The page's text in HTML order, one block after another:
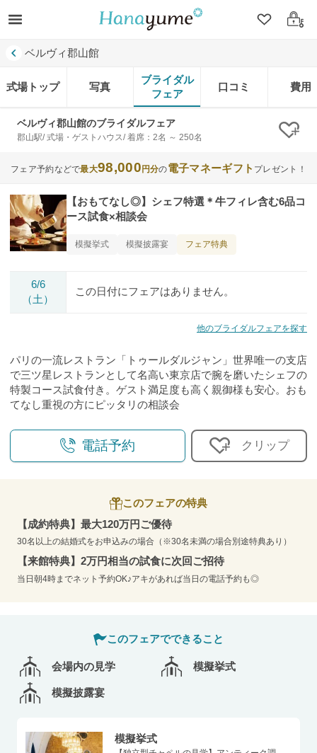
クリップ
ログ
ベルヴィ郡山館
式場トップ 写真
ブライダル
フェア
口コミ 費用
ベルヴィ郡山館のブライダルフェア
郡山駅/ 式場・ゲストハウス/ 着席：2名 ～ 250名 ク
フェア予約などで最大98,000 円分の電子マネーギフト プレゼント！
【おもてなし◎】シェフ特選＊牛フィレ含む6品コ
ース試食×相談会
模擬挙式 模擬披露宴 フェア特典
6/6
（土）
この日付にフェアはありません。
他のブライダルフェアを探す
パリの一流レストラン「トゥールダルジャン」世界唯一の支店
で三ツ星レストランとして名高い東京店で腕を磨いたシェフの
特製コース試食付き。ゲスト満足度も高く親御様も安心。おも
てなし重視の方にピッタリの相談会
電話予約 クリップ
このフェアの特典
【成約特典】最大120万円ご優待
30名以上の結婚式をお申込みの場合（※30名未満の場合別途特典あり）
【来館特典】2万円相当の試食に次回ご招待
当日朝4時までネット予約OK♪アキがあれば当日の電話予約も◎
このフェアでできること
会場内の見学 模擬挙式
模擬披露宴
模擬挙式